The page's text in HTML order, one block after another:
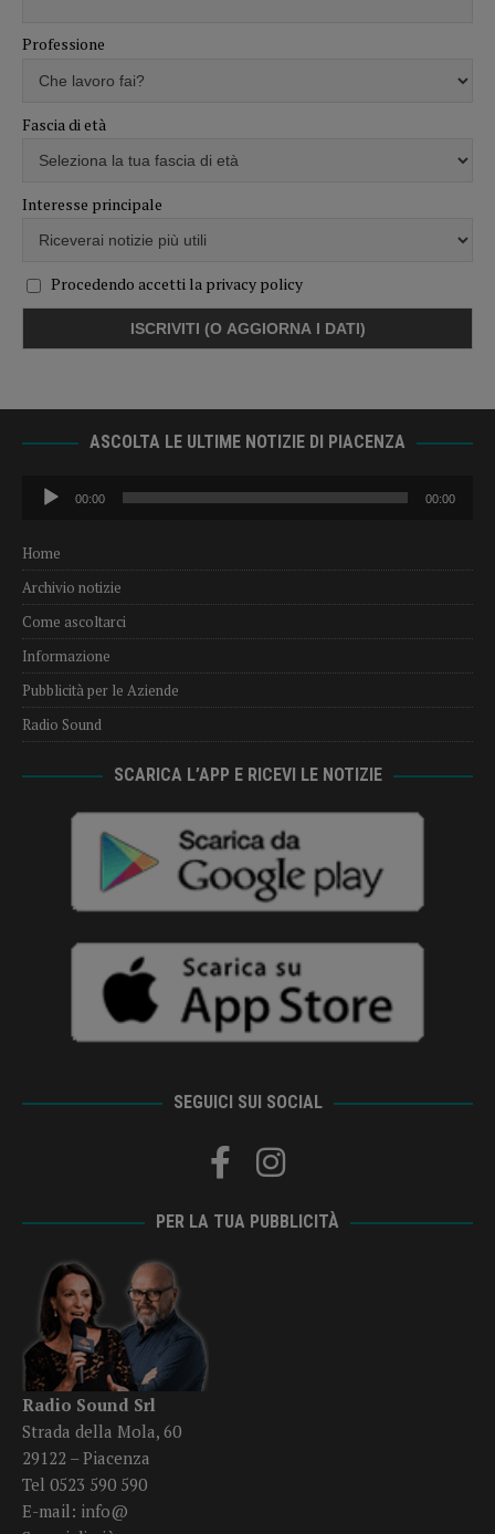
Professione
Fascia di età
Interesse principale
Procedendo accetti la privacy policy
ASCOLTA LE ULTIME NOTIZIE DI PIACENZA
Audio
Player
00:00 00:00
Home
Archivio notizie
Come ascoltarci
Informazione
Pubblicità per le Aziende
Radio Sound
SCARICA L’APP E RICEVI LE NOTIZIE
SEGUICI SUI SOCIAL
PER LA TUA PUBBLICITÀ
Radio Sound Srl
Strada della Mola, 60
29122 – Piacenza
Tel 0523 590 590
E-mail: info@